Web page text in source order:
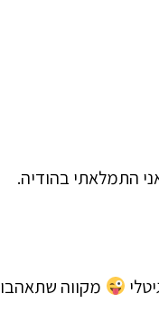
התמלאתי בהודיה.
מקווה שתאהבו